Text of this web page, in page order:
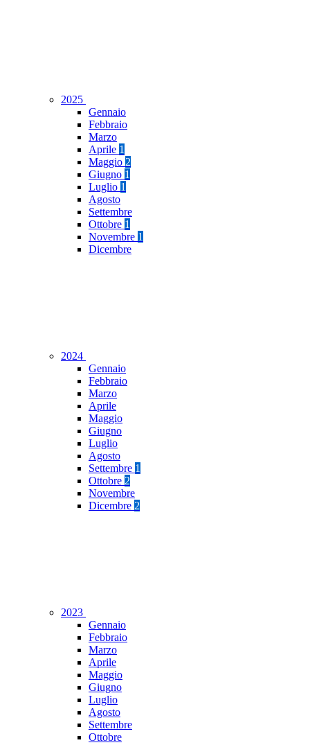
2025
Gennaio
Febbraio
Marzo
Aprile 1
Maggio 2
Giugno 1
Luglio 1
Agosto
Settembre
Ottobre 1
Novembre 1
Dicembre
2024
Gennaio
Febbraio
Marzo
Aprile
Maggio
Giugno
Luglio
Agosto
Settembre 1
Ottobre 2
Novembre
Dicembre 2
2023
Gennaio
Febbraio
Marzo
Aprile
Maggio
Giugno
Luglio
Agosto
Settembre
Ottobre